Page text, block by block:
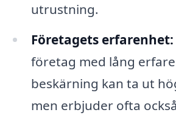
utrustning.
Företagets erfarenhet:
företag med lång
beskärning kan ta ut
men erbjuder ofta också